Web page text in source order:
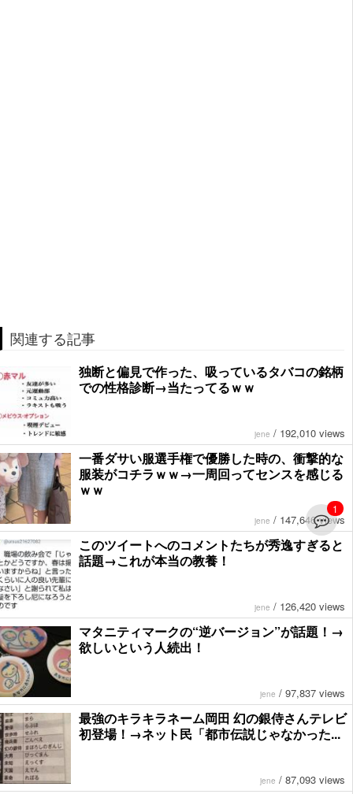
1
関連する記事
独断と偏見で作った、吸っているタバコの銘柄
での性格診断→当たってるｗｗ
jene / 192,010 views
一番ダサい服選手権で優勝した時の、衝撃的な
服装がコチラｗｗ→一周回ってセンスを感じる
ｗｗ
jene / 147,646 views
このツイートへのコメントたちが秀逸すぎると
話題→これが本当の教養！
jene / 126,420 views
マタニティマークの“逆バージョン”が話題！→
欲しいという人続出！
jene / 97,837 views
最強のキラキラネーム岡田 幻の銀侍さんテレビ
初登場！→ネット民「都市伝説じゃなかった...
jene / 87,093 views